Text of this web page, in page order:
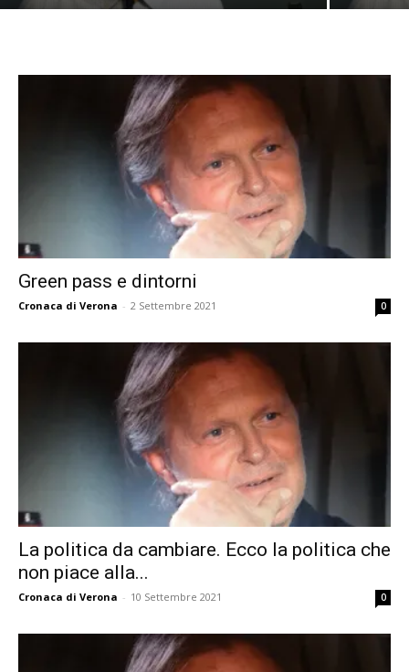
Green pass e dintorni
Cronaca di Verona - 2 Settembre 2021 0
La politica da cambiare. Ecco la politica che
non piace alla...
Cronaca di Verona - 10 Settembre 2021 0